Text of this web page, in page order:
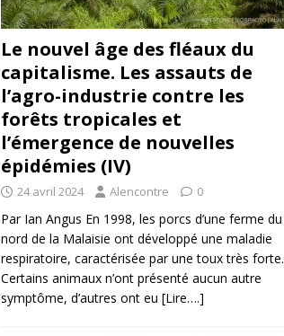
Le nouvel âge des fléaux du
capitalisme. Les assauts de
l’agro-industrie contre les
forêts tropicales et
l’émergence de nouvelles
épidémies (IV)
24 avril 2024 Alencontre 0
Par Ian Angus En 1998, les porcs d’une ferme du
nord de la Malaisie ont développé une maladie
respiratoire, caractérisée par une toux très forte.
Certains animaux n’ont présenté aucun autre
symptôme, d’autres ont eu [Lire….]